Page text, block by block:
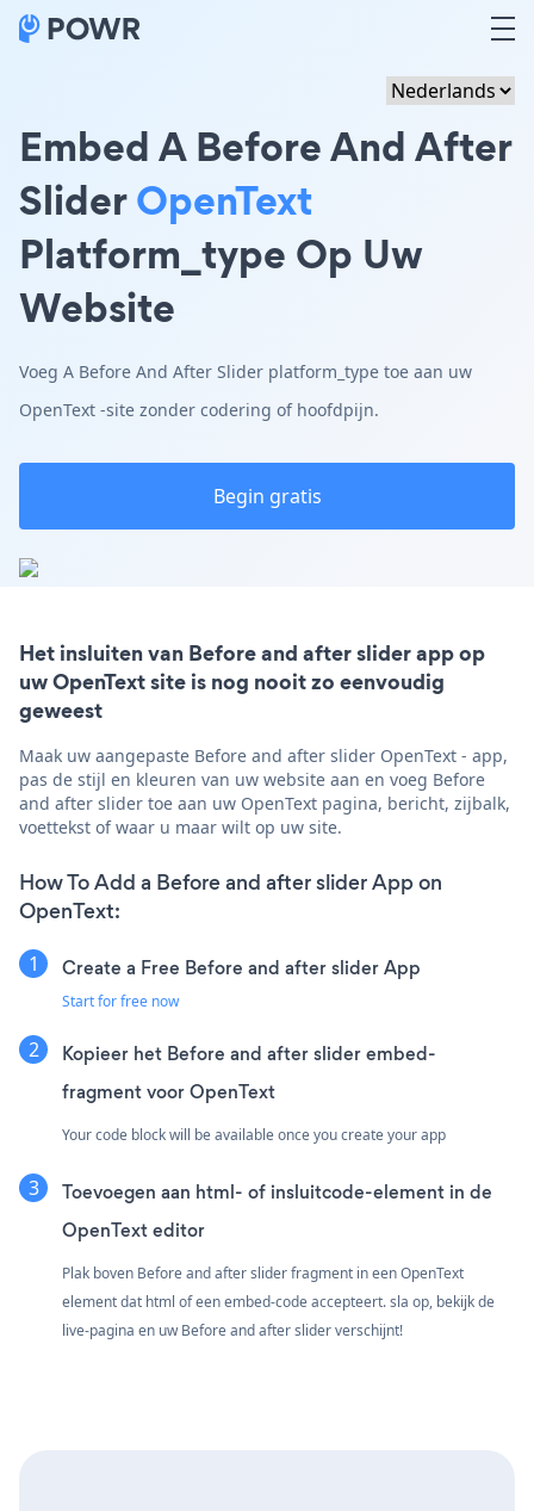
Embed A Before And After
SliderOpenText
Platform_type Op Uw
Website
Voeg A Before And After Slider platform_type toe aan uw
OpenText -site zonder codering of hoofdpijn.
Begin gratis
Het insluiten van Before and after slider app op
uw OpenText site is nog nooit zo eenvoudig
geweest
Maak uw aangepaste Before and after slider OpenText - app,
pas de stijl en kleuren van uw website aan en voeg Before
and after slider toe aan uw OpenText pagina, bericht, zijbalk,
voettekst of waar u maar wilt op uw site.
How To Add a Before and after slider App on
OpenText:
Create a Free Before and after slider App
Start for free now
Kopieer het Before and after slider embed-
fragment voor OpenText
Your code block will be available once you create your app
Toevoegen aan html- of insluitcode-element in de
OpenText editor
Plak boven Before and after slider fragment in een OpenText
element dat html of een embed-code accepteert. sla op, bekijk de
live-pagina en uw Before and after slider verschijnt!